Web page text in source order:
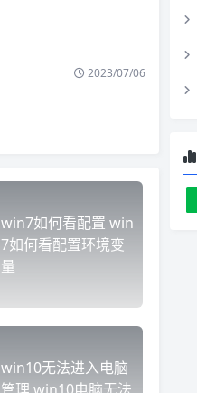
2023/07/06
win7如何看配置 win
7如何看配置环境变
量
win10无法进入电脑